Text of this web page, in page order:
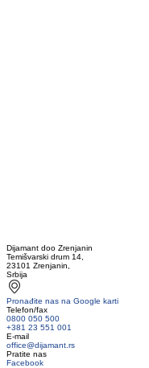
Dijamant doo Zrenjanin
Temišvarski drum 14,
23101 Zrenjanin,
Srbija
Pronađite nas na Google karti
Telefon/fax
0800 050 500
+381 23 551 001
E-mail
office@dijamant.rs
Pratite nas
Facebook